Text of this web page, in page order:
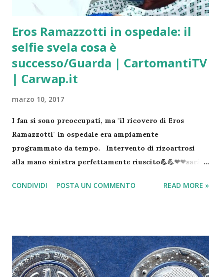
Eros Ramazzotti in ospedale: il
selfie svela cosa è
successo/Guarda | CartomantiTV
| Carwap.it
marzo 10, 2017
I fan si sono preoccupati, ma "il ricovero di Eros
Ramazzotti" in ospedale era ampiamente
programmato da tempo. Intervento di rizoartrosi
alla mano sinistra perfettamente riuscito💪💪❤❤sarà
degenza, ritornerò presto, lo giuro😂😂🎤🎸🎹🎧🎼
data: 25 Feb 2017 alle ore 15:36 PST Il popolare
cantante romano, ma milanese d'adozione, si è infatti
sottoposto ad un intervento per la rizoartrosi, una
CONDIVIDI POSTA UN COMMENTO READ MORE »